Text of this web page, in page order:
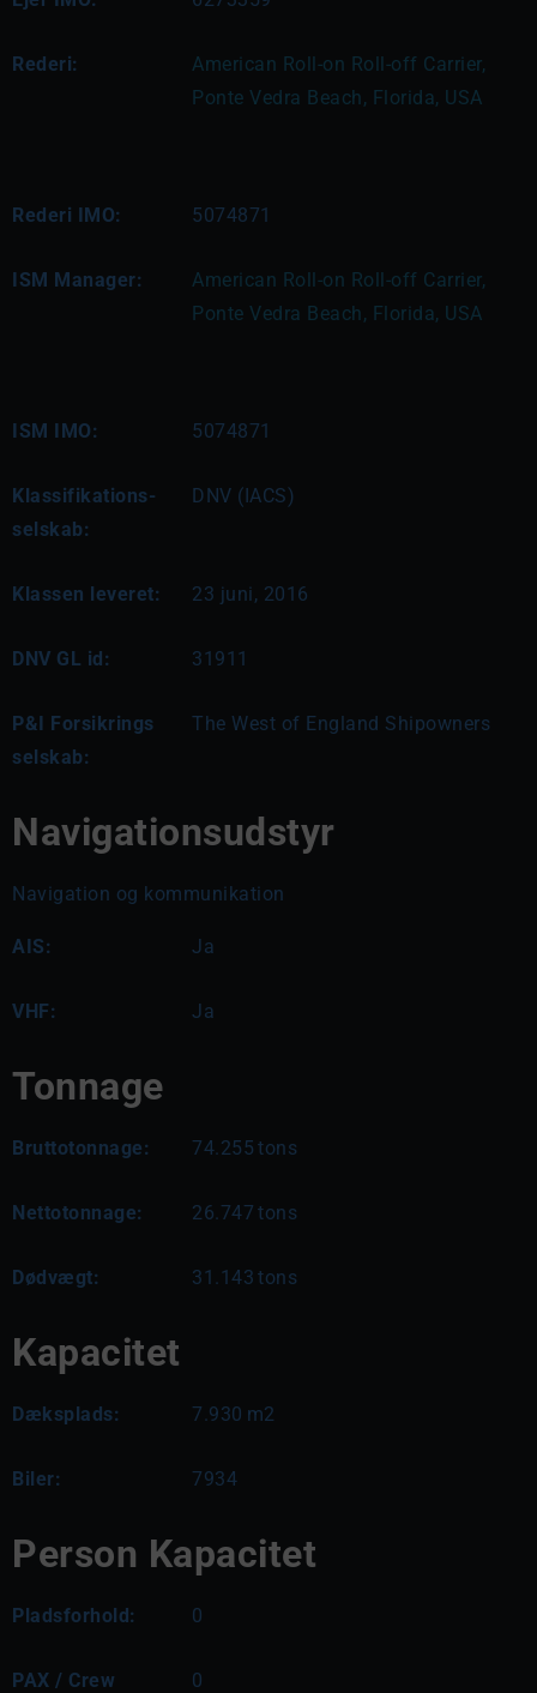
Rederi:
American Roll-on Roll-off Carrier,
Ponte Vedra Beach, Florida, USA
Rederi IMO: 5074871
ISM Manager:
American Roll-on Roll-off Carrier,
Ponte Vedra Beach, Florida, USA
ISM IMO: 5074871
Klassifikations-
selskab:
DNV (IACS)
Klassen leveret: 23 juni, 2016
DNV GL id: 31911
P&I Forsikrings
selskab:
The West of England Shipowners
Navigationsudstyr
Navigation og kommunikation
AIS: Ja
VHF: Ja
Tonnage
Bruttotonnage: 74.255 tons
Nettotonnage: 26.747 tons
Dødvægt: 31.143 tons
Kapacitet
Dæksplads: 7.930 m2
Biler: 7934
Person Kapacitet
Pladsforhold: 0
PAX / Crew
0